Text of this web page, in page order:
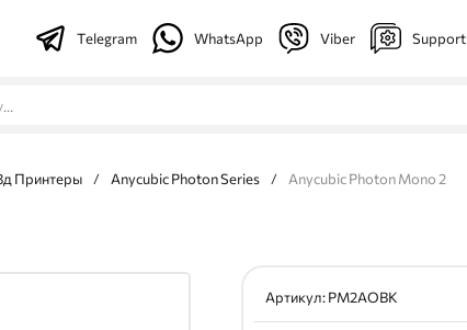
Telegram WhatsApp Viber Support
Принтеры / Anycubic Photon Series / Anycubic Photon Mono 2
Артикул:PM2AOBK